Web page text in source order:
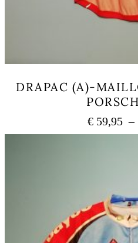
DRAPAC (A)-
€ 59,95 –